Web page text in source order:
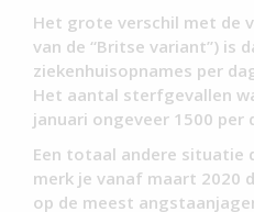
Het grote verschil met de
van de “Britse variant”) is
ziekenhuisopnames per
Het aantal sterfgevallen
januari ongeveer 1500 per
Een totaal andere situatie
merk je vanaf maart 2020
op de meest